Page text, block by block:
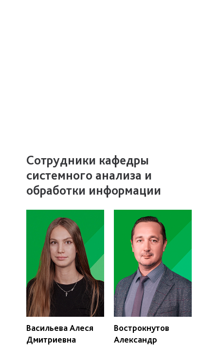
Сотрудники кафедры
системного анализа и
обработки информации
Васильева Алеся
Дмитриевна
Вострокнутов
Александр